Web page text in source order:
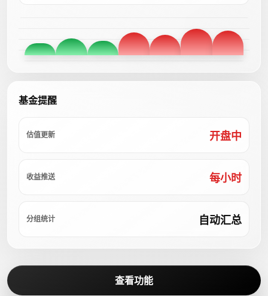
基金提醒
估值更新 开盘中
收益推送 每小时
分组统计 自动汇总
查看功能